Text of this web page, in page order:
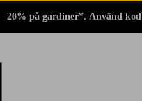
20% på gardiner*. Använd